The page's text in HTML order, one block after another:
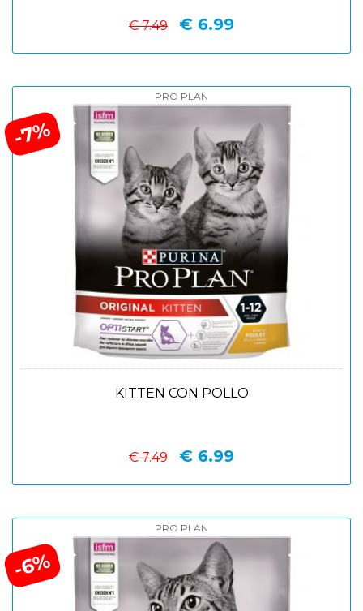
€ 7.49 € 6.99
-7%
PRO PLAN
KITTEN CON POLLO
€ 7.49 € 6.99
-6%
PRO PLAN